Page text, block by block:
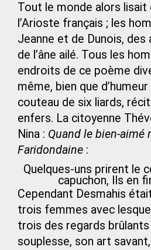
Tout le monde alors
l’Arioste français ; les
Jeanne et de Dunois,
de l’âne ailé. Tous les
endroits de ce poème
même, bien que
couteau de six liards,
enfers. La citoyenne
Nina : Quand le bien-aimé
Faridondaine :
Quelques-uns prirent le
capuchon, Ils en
Cependant Desmahis
trois femmes avec
trois des regards
souplesse, son art